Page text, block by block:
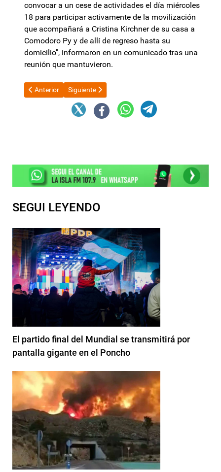
convocar a un cese de actividades el día miércoles
18 para participar activamente de la movilización
que acompañará a Cristina Kirchner de su casa a
Comodoro Py y de allí de regreso hasta su
domicilio", informaron en un comunicado tras una
reunión que mantuvieron.
Artículo anterior: Denuncian irregularidades en las elecciones
Anterior Artículo siguiente: Dietas: uno por uno, los 35
Siguiente
SEGUI LEYENDO
El partido final del Mundial se transmitirá por
pantalla gigante en el Poncho